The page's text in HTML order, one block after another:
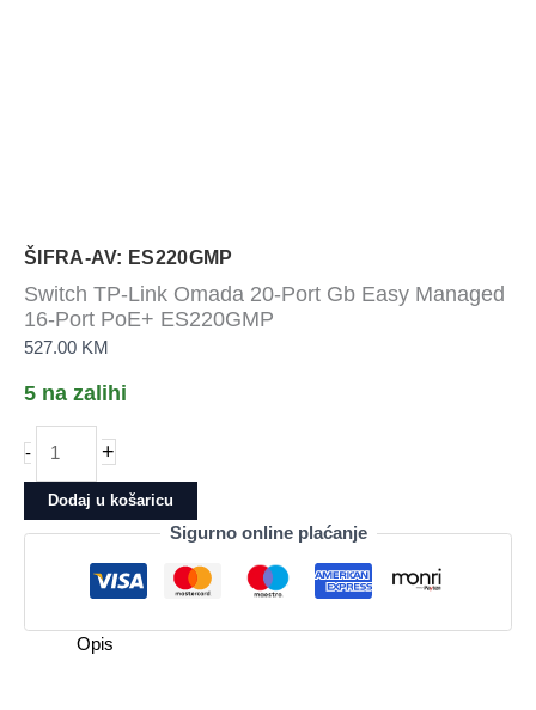
ŠIFRA-AV: ES220GMP
Switch TP-Link Omada 20-Port Gb Easy Managed
16-Port PoE+ ES220GMP
527.00 KM
5 na zalihi
-
TP-
Link
Omada
Easy
Managed
+
Dodaj u košaricu
Sigurno online plaćanje
Opis